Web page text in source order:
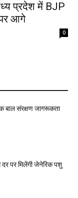
प्रदेश में BJP
पर आगे
0
बाल संरक्षण जागरूकता
दर पर मिलेंगी जेनेरिक पशु